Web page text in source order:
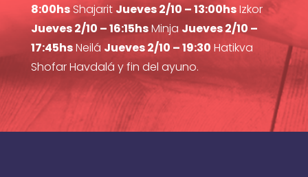
8:00hsShajarit Jueves 2/10 – 13:00hsIzkor
Jueves 2/10 – 16:15hsMinja Jueves 2/10 –
17:45hsNeilá Jueves 2/10 – 19:30 Hatikva
Shofar Havdalá y fin del ayuno.